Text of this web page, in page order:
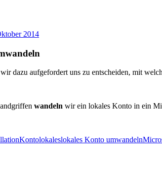
2014
dazu aufgefordert uns zu entscheiden, mit
wandeln wir ein lokales Konto in ein
Kontolokaleslokales Konto umwandeln